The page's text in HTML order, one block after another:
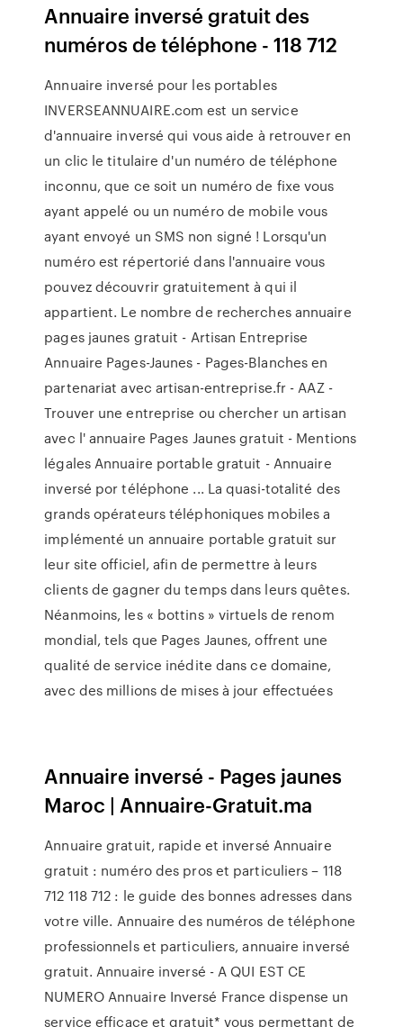
Annuaire inversé gratuit des
numéros de téléphone - 118 712
Annuaire inversé pour les portables
INVERSEANNUAIRE.com est un service
d'annuaire inversé qui vous aide à retrouver en
un clic le titulaire d'un numéro de téléphone
inconnu, que ce soit un numéro de fixe vous
ayant appelé ou un numéro de mobile vous
ayant envoyé un SMS non signé ! Lorsqu'un
numéro est répertorié dans l'annuaire vous
pouvez découvrir gratuitement à qui il
appartient. Le nombre de recherches annuaire
pages jaunes gratuit - Artisan Entreprise
Annuaire Pages-Jaunes - Pages-Blanches en
partenariat avec artisan-entreprise.fr - AAZ -
Trouver une entreprise ou chercher un artisan
avec l' annuaire Pages Jaunes gratuit - Mentions
légales Annuaire portable gratuit - Annuaire
inversé por téléphone ... La quasi-totalité des
grands opérateurs téléphoniques mobiles a
implémenté un annuaire portable gratuit sur
leur site officiel, afin de permettre à leurs
clients de gagner du temps dans leurs quêtes.
Néanmoins, les « bottins » virtuels de renom
mondial, tels que Pages Jaunes, offrent une
qualité de service inédite dans ce domaine,
avec des millions de mises à jour effectuées
Annuaire inversé - Pages jaunes
Maroc | Annuaire-Gratuit.ma
Annuaire gratuit, rapide et inversé Annuaire
gratuit : numéro des pros et particuliers – 118
712 118 712 : le guide des bonnes adresses dans
votre ville. Annuaire des numéros de téléphone
professionnels et particuliers, annuaire inversé
gratuit. Annuaire inversé - A QUI EST CE
NUMERO Annuaire Inversé France dispense un
service efficace et gratuit* vous permettant de